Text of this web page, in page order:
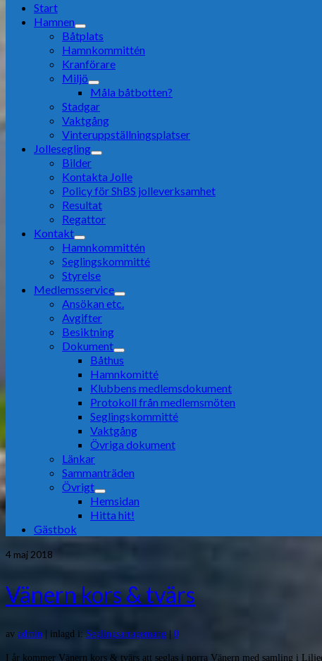
Start
Hamnen
Båtplats
Hamnkommittén
Kranförare
Miljö
Måla båtbotten?
Stadgar
Vaktgång
Vinteruppställningsplatser
Jollesegling
Bilder
Kontakta Jolle
Policy för ShBS jolleverksamhet
Resultat
Regattor
Kontakt
Hamnkommittén
Seglingskommitté
Styrelse
Medlemsservice
Ansökan etc.
Avgifter
Besiktning
Dokument
Båthus
Hamnkomitté
Klubbens medlemsdokument
Protokoll från medlemsmöten
Seglingskommitté
Vaktgång
Övriga dokument
Länkar
Sammanträden
Övrigt
Hemsidan
Hitta hit!
Gästbok
4 maj 2018
Vänern kors & tvärs
av admin inlagd i: Seglingsarragemang 0
I år kommer Vänern kors & tvärs att seglas i norra Vänern med samling i